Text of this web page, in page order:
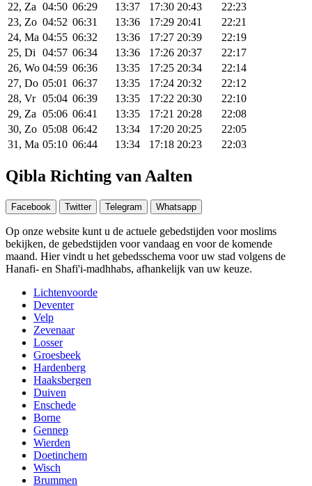
22, Za 04:50 06:29 13:37 17:30 20:43
22:23
23, Zo 04:52 06:31 13:36 17:29 20:41
22:21
24, Ma 04:55 06:32 13:36 17:27 20:39
22:19
25, Di 04:57 06:34 13:36 17:26 20:37
22:17
26, Wo 04:59 06:36 13:35 17:25 20:34
22:14
27, Do 05:01 06:37 13:35 17:24 20:32
22:12
28, Vr 05:04 06:39 13:35 17:22 20:30
22:10
29, Za 05:06 06:41 13:35 17:21 20:28
22:08
30, Zo 05:08 06:42 13:34 17:20 20:25
22:05
31, Ma 05:10 06:44 13:34 17:18 20:23 22:03
Qibla Richting van Aalten
Facebook Twitter Telegram Whatsapp
Op onze website kunt u de actuele gebedstijden voor moslims
bekijken, de gebedstijden voor vandaag en voor de komende
maand. Hier vindt u het gebedsschema voor uw stad volgens de
Hanafi- en Shafi'i-madhhabs, afhankelijk van uw keuze.
Lichtenvoorde
Deventer
Velp
Zevenaar
Losser
Groesbeek
Hardenberg
Haaksbergen
Duiven
Enschede
Borne
Gennep
Wierden
Doetinchem
Wisch
Brummen